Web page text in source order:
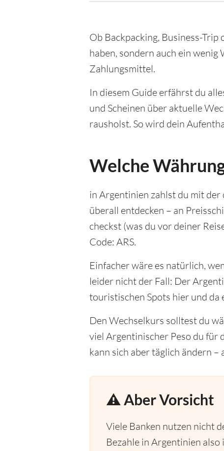
Ob Backpacking, Business-
haben, sondern auch ein
Zahlungsmittel.
In diesem Guide erfährst du
und Scheinen über aktuelle
rausholst. So wird dein
Welche
in Argentinien zahlst du mit
überall entdecken – an
checkst (was du vor deiner
Code: ARS.
Einfacher wäre es natürlich,
leider nicht der Fall: Der
touristischen Spots hier und da
Den Wechselkurs solltest du
viel Argentinischer Peso du für
kann sich aber täglich ändern
⚠️ Aber Vorsicht
Viele Banken nutzen nicht
Bezahle in Argentinien